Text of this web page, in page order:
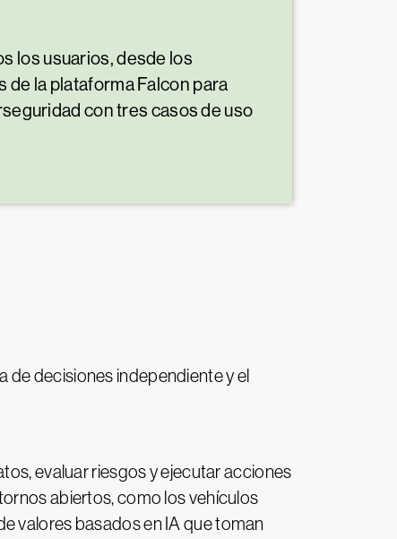
los usuarios, desde los
la plataforma Falcon para
con tres casos de uso
de decisiones independiente y el
evaluar riesgos y ejecutar acciones
abiertos, como los vehículos
valores basados en IA que toman